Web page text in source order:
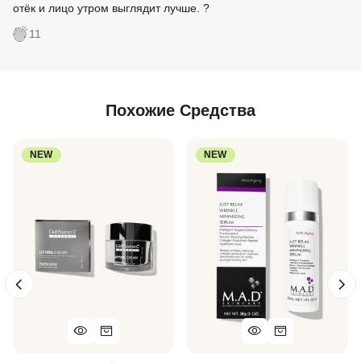
отёк и лицо утром выглядит лучше. ?
11
Похожие Средства
NEW NEW